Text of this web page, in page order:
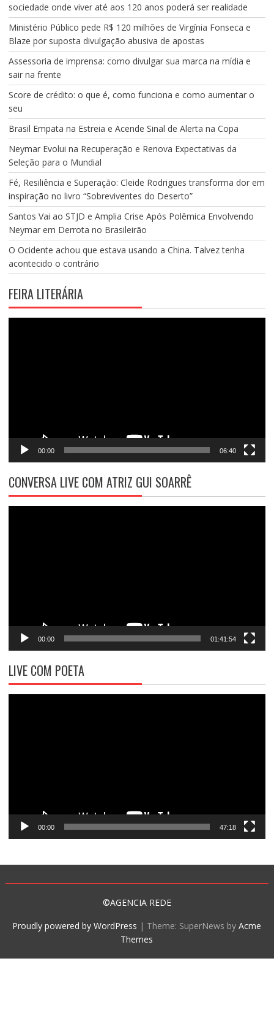
sociedade onde viver até aos 120 anos poderá ser realidade
Ministério Público pede R$ 120 milhões de Virgínia Fonseca e
Blaze por suposta divulgação abusiva de apostas
Assessoria de imprensa: como divulgar sua marca na mídia e
sair na frente
Score de crédito: o que é, como funciona e como aumentar o
seu
Brasil Empata na Estreia e Acende Sinal de Alerta na Copa
Neymar Evolui na Recuperação e Renova Expectativas da
Seleção para o Mundial
Fé, Resiliência e Superação: Cleide Rodrigues transforma dor em
inspiração no livro “Sobreviventes do Deserto”
Santos Vai ao STJD e Amplia Crise Após Polêmica Envolvendo
Neymar em Derrota no Brasileirão
O Ocidente achou que estava usando a China. Talvez tenha
acontecido o contrário
FEIRA LITERÁRIA
00:00 06:40
CONVERSA LIVE COM ATRIZ GUI SOARRÊ
00:00 01:41:54
LIVE COM POETA
00:00 47:18
©AGENCIA REDE
Proudly powered by WordPress | Theme: SuperNews byAcme
Themes